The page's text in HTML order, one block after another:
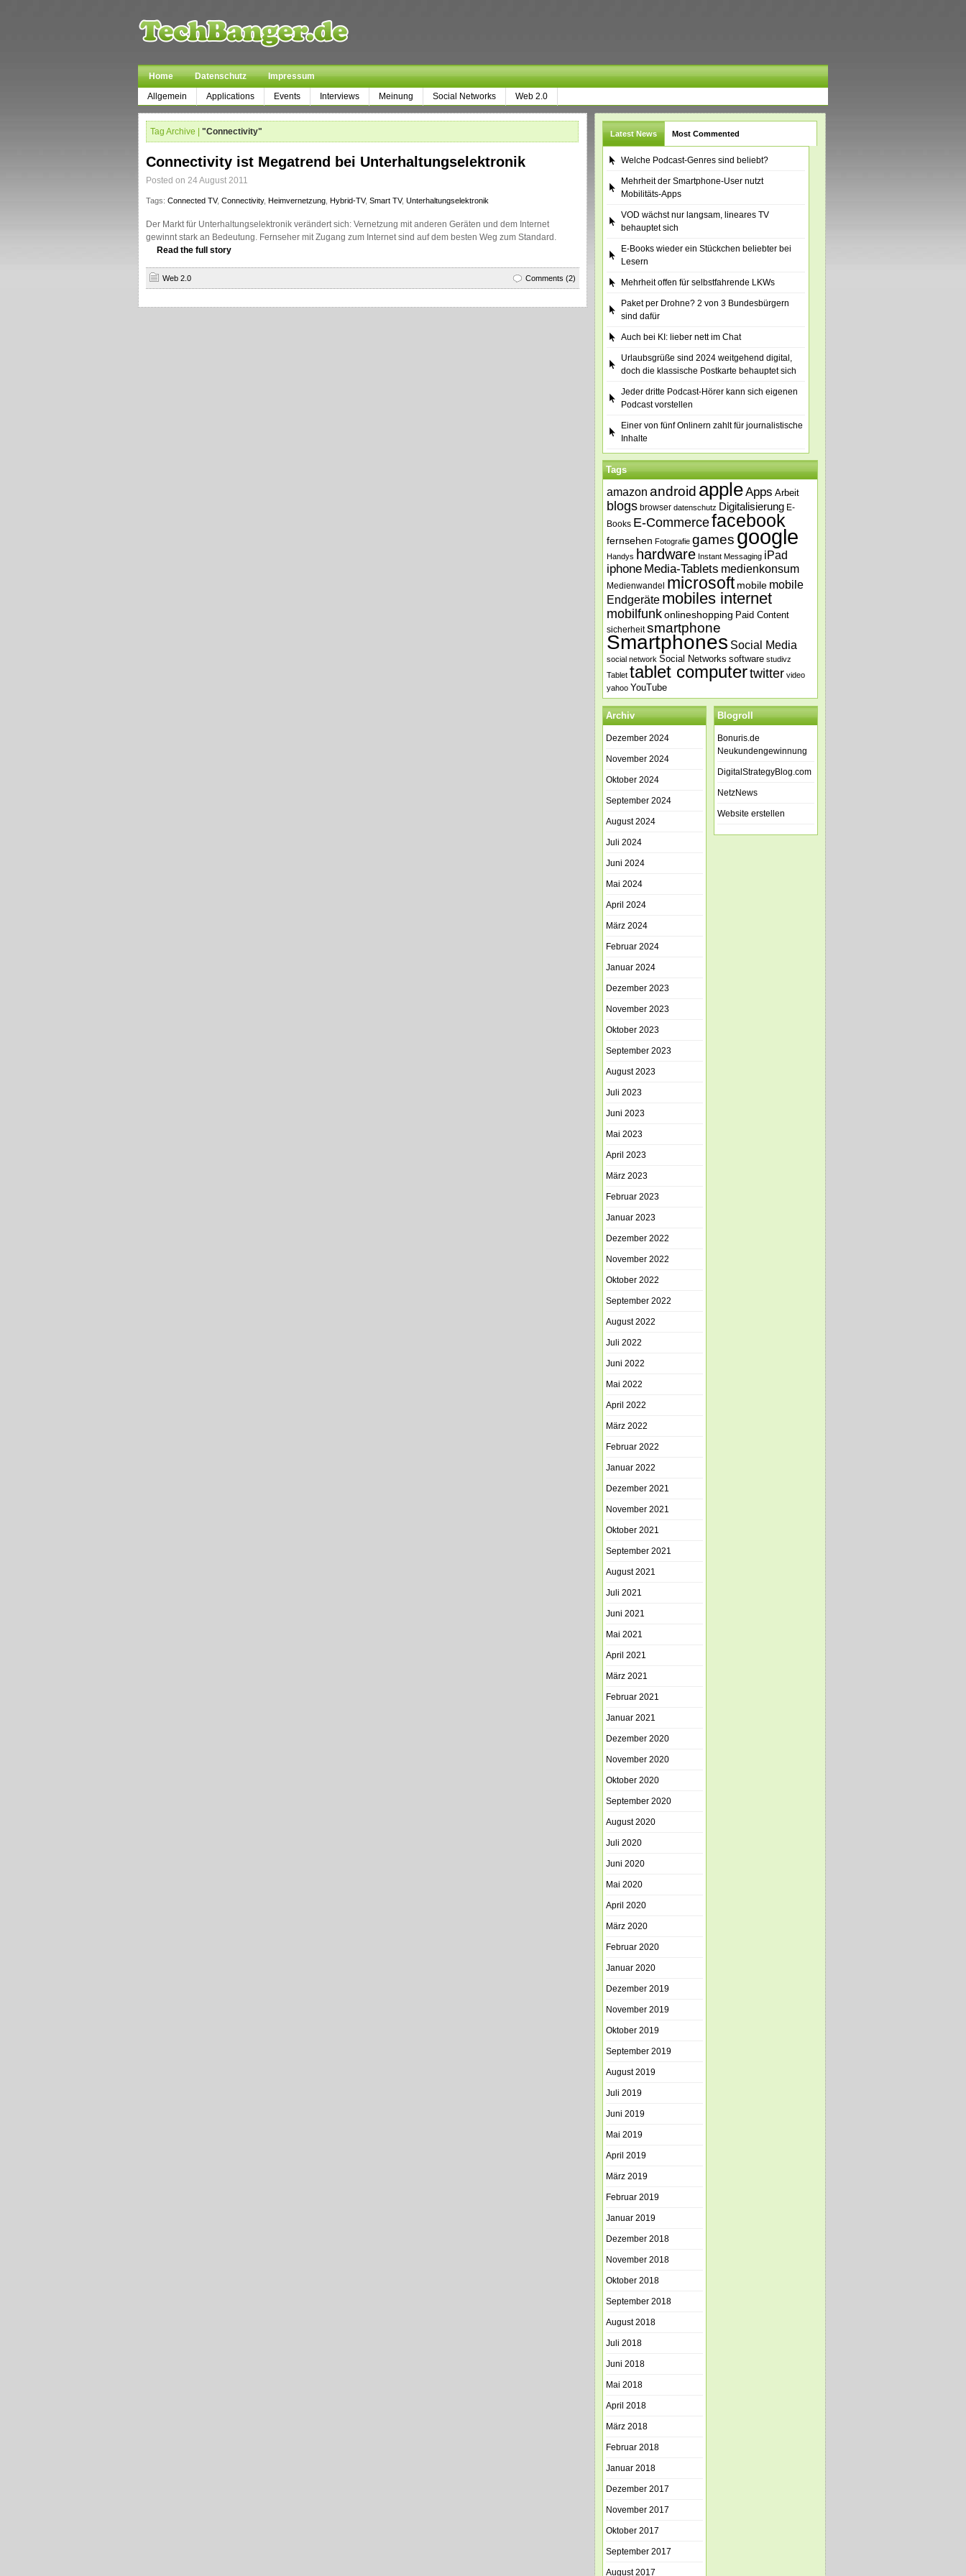
Home Datenschutz
Impressum
Allgemein
Applications Events Interviews Meinung Social Networks Web 2.0
Tag Archive | "Connectivity"
Connectivity ist Megatrend bei Unterhaltungselektronik
Posted on 24 August 2011
Tags: Connected TV, Connectivity, Heimvernetzung Hybrid-TV, Smart TV, Unterhaltungselektronik
Der Markt für Unterhaltungselektronik verändert sich: Vernetzung mit anderen Geräten und dem Internet
gewinnt stark an Bedeutung. Fernseher mit Zugang zum Internet sind auf dem besten Weg zum Standard.
Read the full story
Web 2.0 Comments (2)
Latest News Most Commented
Welche Podcast-Genres sind beliebt?
Mehrheit der Smartphone-User nutzt
Mobilitäts-Apps
VOD wächst nur langsam, lineares TV
behauptet sich
E-Books wieder ein Stückchen beliebter bei
Lesern
Mehrheit offen für selbstfahrende LKWs
Paket per Drohne? 2 von 3 Bundesbürgern
sind dafür
Auch bei KI: lieber nett im Chat
Urlaubsgrüße sind 2024 weitgehend digital,
doch die klassische Postkarte behauptet sich
Jeder dritte Podcast-Hörer kann sich eigenen
Podcast vorstellen
Einer von fünf Onlinern zahlt für journalistische
Inhalte
Tags
amazon android appleApps Arbeit
blogs browser datenschutz Digitalisierung E-
Books E-Commercefacebook
fernsehen Fotografie games google
Handys hardware Instant Messaging iPad
iphone Media-Tablets medienkonsum
Medienwandel microsoft mobile mobile
Endgeräte mobiles internet
mobilfunkonlineshopping Paid Content
sicherheit smartphone
Smartphones Social Media
social network Social Networks software studivz
Tablet tablet computertwitter video
yahoo YouTube
Archiv
Dezember 2024
November 2024
Oktober 2024
September 2024
August 2024
Juli 2024
Juni 2024
Mai 2024
April 2024
März 2024
Februar 2024
Januar 2024
Dezember 2023
November 2023
Oktober 2023
September 2023
August 2023
Juli 2023
Juni 2023
Mai 2023
April 2023
März 2023
Februar 2023
Januar 2023
Dezember 2022
November 2022
Oktober 2022
September 2022
August 2022
Juli 2022
Juni 2022
Mai 2022
April 2022
März 2022
Februar 2022
Januar 2022
Dezember 2021
November 2021
Oktober 2021
September 2021
August 2021
Juli 2021
Juni 2021
Mai 2021
April 2021
März 2021
Februar 2021
Januar 2021
Dezember 2020
November 2020
Oktober 2020
September 2020
August 2020
Juli 2020
Juni 2020
Mai 2020
April 2020
März 2020
Februar 2020
Januar 2020
Dezember 2019
November 2019
Oktober 2019
September 2019
August 2019
Juli 2019
Juni 2019
Mai 2019
April 2019
März 2019
Februar 2019
Januar 2019
Dezember 2018
November 2018
Oktober 2018
September 2018
August 2018
Juli 2018
Juni 2018
Mai 2018
April 2018
März 2018
Februar 2018
Januar 2018
Dezember 2017
November 2017
Oktober 2017
September 2017
August 2017
Blogroll
Bonuris.de
Neukundengewinnung
DigitalStrategyBlog.com
NetzNews
Website erstellen